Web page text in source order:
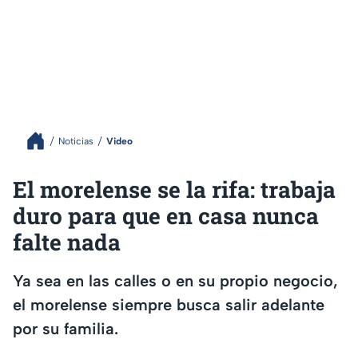
Noticias Video
El morelense se la rifa: trabaja
duro para que en casa nunca
falte nada
Ya sea en las calles o en su propio negocio,
el morelense siempre busca salir adelante
por su familia.